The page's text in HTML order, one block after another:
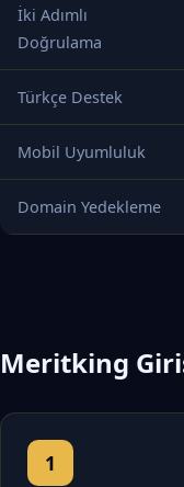
İki Adımlı
Doğrulama
Türkçe Destek
Mobil Uyumluluk
Domain Yedekleme
Meritking